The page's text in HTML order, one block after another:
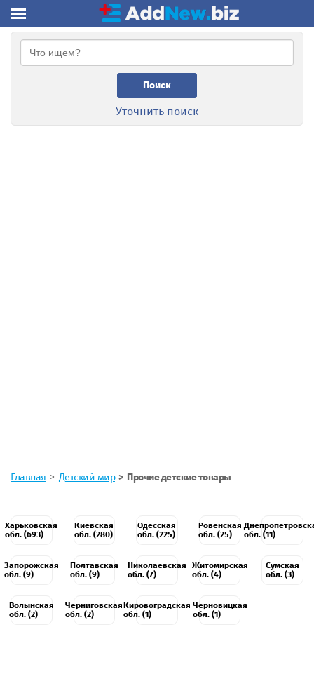
Поиск
Уточнить поиск
Главная Детский мир Прочие детские товары
Харьковская
обл. (693)
Киевская
обл. (280)
Одесская
обл. (225)
Ровенская
обл. (25)
обл. (11)
Запорожская
обл. (9)
Полтавская
обл. (9)
Николаевская
обл. (7)
Житомирская
обл. (4)
Сумская
обл. (3)
Волынская
обл. (2)
Черниговская
обл. (2)
Кировоградская
обл. (1)
Черновицкая
обл. (1)